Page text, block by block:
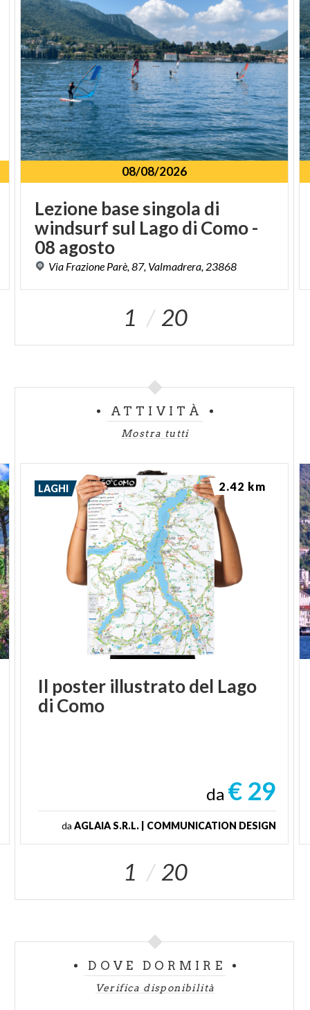
08/08/2026
Lezione base singola di
windsurf sul Lago di Como -
08 agosto
Via Frazione Parè, 87, Valmadrera, 23868
1 20
ATTIVITÀ
Mostra tutti
Il poster illustratodel Lago
di Como
da € 29
da AGLAIA S.R.L. | COMMUNICATION DESIGN
LAGHI 2.42 km
1 20
DOVE DORMIRE
Verifica disponibilità